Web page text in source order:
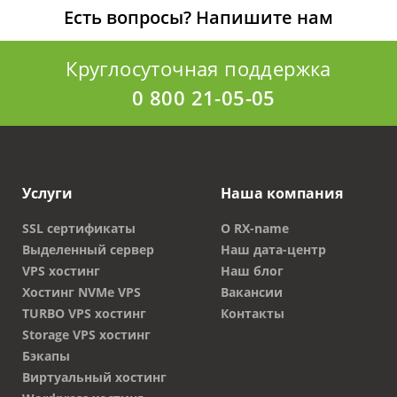
соответствующая заявка. После этого
электронной почты, получить письмо с
подтверждением и открыть ссылку. Процедура
Купить домен выгодно многим организациям.
Это оптимальное вложение средств в развитие
китайского бизнеса. В числе достоинств
покупки:
Соответствие стандартам качества и
ресурса в интернете китайскими
законодательными актами.
Есть вопросы? Напишите нам
Круглосуточная поддержка
0 800 21-05-05
Услуги
SSL сертификаты
Выделенный сервер
VPS хостинг
Хостинг NVMe VPS
TURBO VPS хостинг
Storage VPS хостинг
Бэкапы
Виртуальный хостинг
Наша компания
О RX-name
Наш дата-центр
Наш блог
Вакансии
Контакты